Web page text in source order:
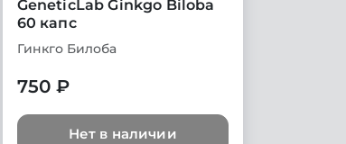
GeneticLab Ginkgo Biloba
60 капс
Гинкго Билоба
750 ₽
Нет в наличии